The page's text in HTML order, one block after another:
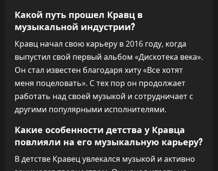
Какой путь прошел Кравц в
музыкальной индустрии?
Кравц начал свою карьеру в 2016 году, когда
выпустил свой первый альбом «Дискотека века».
Он стал известен благодаря хиту «Все хотят
меня поцеловать». С тех пор он продолжает
работать над своей музыкой и сотрудничает с
другими популярными исполнителями.
Какие особенности детства у Кравца
повлияли на его музыкальную карьеру?
В детстве Кравец увлекался музыкой и активно